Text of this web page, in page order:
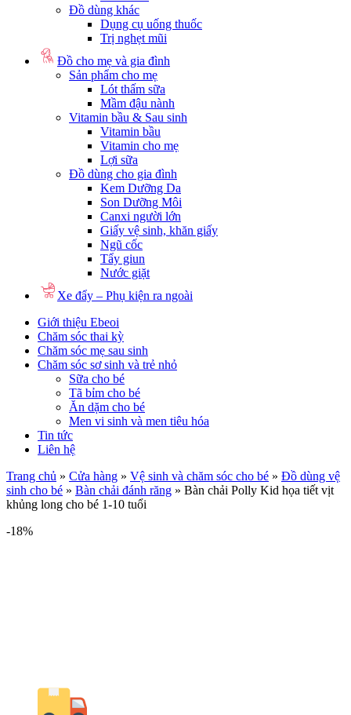
Đồ dùng khác
Dụng cụ uống thuốc
Trị nghẹt mũi
Đồ cho mẹ và gia đình
Sản phẩm cho mẹ
Lót thấm sữa
Mầm đậu nành
Vitamin bầu & Sau sinh
Vitamin bầu
Vitamin cho mẹ
Lợi sữa
Đồ dùng cho gia đình
Kem Dưỡng Da
Son Dưỡng Môi
Canxi người lớn
Giấy vệ sinh, khăn giấy
Ngũ cốc
Tẩy giun
Nước giặt
Xe đẩy – Phụ kiện ra ngoài
Giới thiệu Ebeoi
Chăm sóc thai kỳ
Chăm sóc mẹ sau sinh
Chăm sóc sơ sinh và trẻ nhỏ
Sữa cho bé
Tã bỉm cho bé
Ăn dặm cho bé
Men vi sinh và men tiêu hóa
Tin tức
Liên hệ
Trang chủ » Cửa hàng » Vệ sinh và chăm sóc cho bé » Đồ dùng vệ
sinh cho bé » Bàn chải đánh răng » Bàn chải Polly Kid họa tiết vịt
khủng long cho bé 1-10 tuổi
-18%